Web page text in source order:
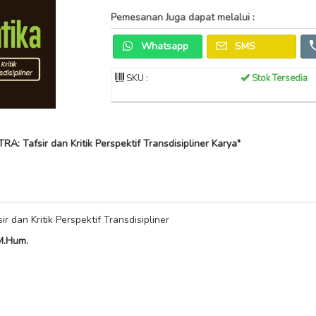
Pemesanan Juga dapat melalui :
Whatsapp SMS
SKU : Stok Tersedia
Tafsir dan Kritik Perspektif Transdisipliner Karya"
dan Kritik Perspektif Transdisipliner